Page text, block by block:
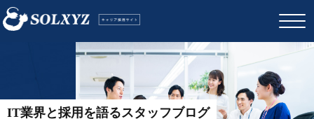
IT業界と採用を語るスタッフブログ